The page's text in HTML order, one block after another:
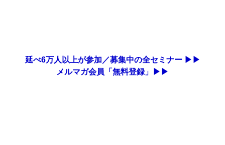
延べ6万人以上が参加／募集中の全セミナー ▶▶
メルマガ会員「無料登録」▶▶